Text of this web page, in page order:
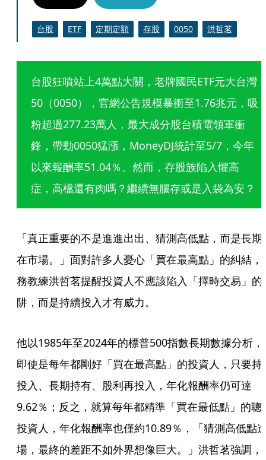
台股 ETF 定期定額 存股 0050 洪哲茗
台股狂噴站上4萬點大關，老牌國民ETF元大台灣
50（0050），官網公告規模暴衝至1.76兆元，吸
粉超過277.23萬人，最大成分股台積電領軍衝
鋒，帶動0050猛漲，MoneyDJ統計至5/7，今年
以來報酬率51.04％。然而，存股族陷入懼高
症，高檔還有肉嗎？繼續無腦存或是入袋為安？
「真正重要的不是進進出出、猜測高低點，而是長期
在市場。」面對許多人憂心「買在最高點」的糾結，
務教練洪哲茗提醒投資人不應該陷入「擇時交易」的
阱，而是持續投入才有威力。
他以1985年至2024年的標普500指數長期數據分析，
即使是每年都剛好「買在最高點」的投資人，只要持
投入、長期持有、股利再投入，年化報酬率仍可達
9.62％；反之，就算每年都精準「買在最低點」的聰
投資人，年化報酬率也僅約10.89％，「猜測高低點
場，最終的差距不如外界想像巨大。」洪哲茗強調，